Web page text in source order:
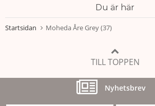
Du är här
Startsidan Moheda Åre Grey (37)
TILL TOPPEN
Nyhetsbrev